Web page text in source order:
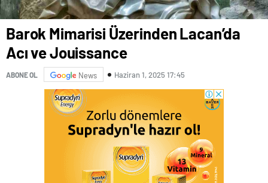
Barok Mimarisi Üzerinden Lacan’da
Acı ve Jouissance
ABONE OL News Haziran 1, 2025 17:45